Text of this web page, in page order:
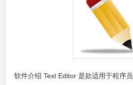
软件介绍 Text Editor 是款适用于程序